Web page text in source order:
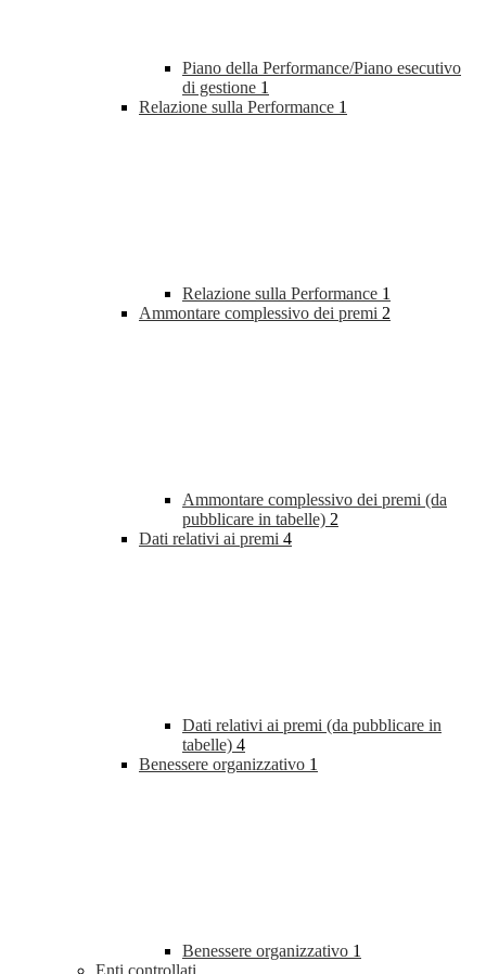
Piano della Performance/Piano esecutivo
di gestione 1
Relazione sulla Performance 1
Relazione sulla Performance 1
Ammontare complessivo dei premi 2
Ammontare complessivo dei premi (da
pubblicare in tabelle) 2
Dati relativi ai premi 4
Dati relativi ai premi (da pubblicare in
tabelle) 4
Benessere organizzativo 1
Benessere organizzativo 1